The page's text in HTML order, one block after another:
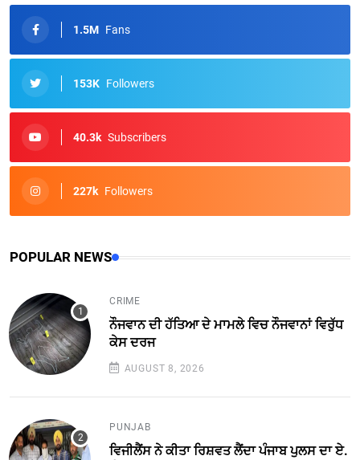
1.5M Fans
153K Followers
40.3k Subscribers
227k Followers
POPULAR NEWS
CRIME
ਨੌਜਵਾਨ ਦੀ ਹੱਤਿਆ ਦੇ ਮਾਮਲੇ ਵਿਚ ਨੌਜਵਾਨਾਂ ਵਿਰੁੱਧ
ਕੇਸ ਦਰਜ
AUGUST 8, 2026
PUNJAB
ਵਿਜੀਲੈਂਸ ਨੇ ਕੀਤਾ ਰਿਸ਼ਵਤ ਲੈਂਦਾ ਪੰਜਾਬ ਪੁਲਸ ਦਾ ਏ.